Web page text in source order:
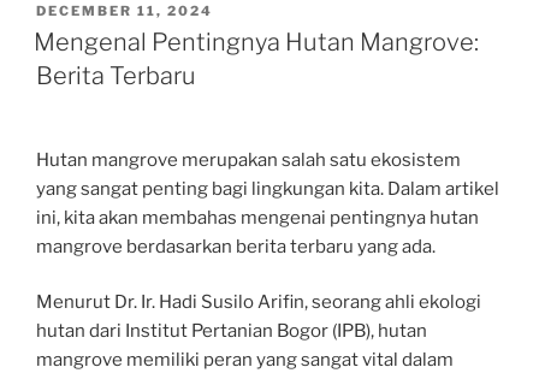
POSTED
ON
DECEMBER 11, 2024
Mengenal Pentingnya Hutan Mangrove:
Berita Terbaru
Hutan mangrove merupakan salah satu ekosistem
yang sangat penting bagi lingkungan kita. Dalam artikel
ini, kita akan membahas mengenai pentingnya hutan
mangrove berdasarkan berita terbaru yang ada.
Menurut Dr. Ir. Hadi Susilo Arifin, seorang ahli ekologi
hutan dari Institut Pertanian Bogor (IPB), hutan
mangrove memiliki peran yang sangat vital dalam